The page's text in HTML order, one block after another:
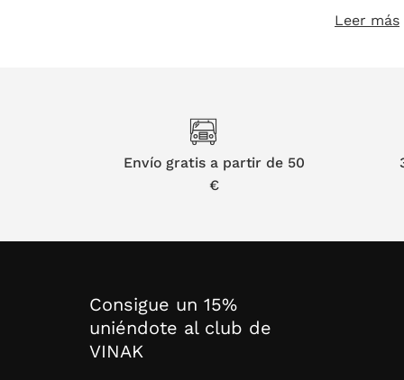
producto
Ambos
Leer más
Envío gratis a partir de 50
€
Consigue un 15%
uniéndote al club de
VINAK